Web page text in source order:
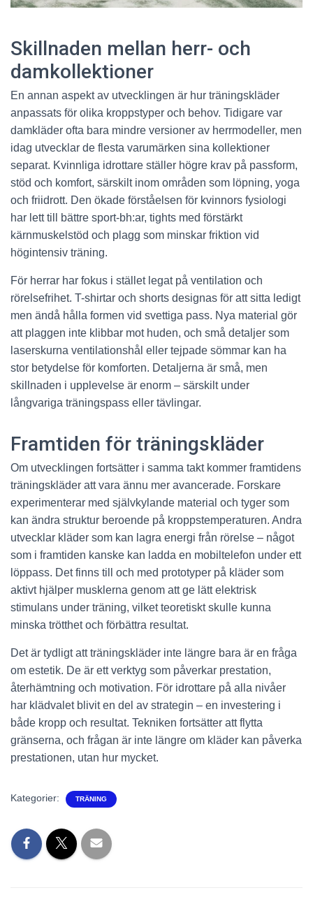
Skillnaden mellan herr- och
damkollektioner
En annan aspekt av utvecklingen är hur träningskläder
anpassats för olika kroppstyper och behov. Tidigare var
damkläder ofta bara mindre versioner av herrmodeller, men
idag utvecklar de flesta varumärken sina kollektioner
separat. Kvinnliga idrottare ställer högre krav på passform,
stöd och komfort, särskilt inom områden som löpning, yoga
och friidrott. Den ökade förståelsen för kvinnors fysiologi
har lett till bättre sport-bh:ar, tights med förstärkt
kärnmuskelstöd och plagg som minskar friktion vid
högintensiv träning.
För herrar har fokus i stället legat på ventilation och
rörelsefrihet. T-shirtar och shorts designas för att sitta ledigt
men ändå hålla formen vid svettiga pass. Nya material gör
att plaggen inte klibbar mot huden, och små detaljer som
laserskurna ventilationshål eller tejpade sömmar kan ha
stor betydelse för komforten. Detaljerna är små, men
skillnaden i upplevelse är enorm – särskilt under
långvariga träningspass eller tävlingar.
Framtiden för träningskläder
Om utvecklingen fortsätter i samma takt kommer framtidens
träningskläder att vara ännu mer avancerade. Forskare
experimenterar med självkylande material och tyger som
kan ändra struktur beroende på kroppstemperaturen. Andra
utvecklar kläder som kan lagra energi från rörelse – något
som i framtiden kanske kan ladda en mobiltelefon under ett
löppass. Det finns till och med prototyper på kläder som
aktivt hjälper musklerna genom att ge lätt elektrisk
stimulans under träning, vilket teoretiskt skulle kunna
minska trötthet och förbättra resultat.
Det är tydligt att träningskläder inte längre bara är en fråga
om estetik. De är ett verktyg som påverkar prestation,
återhämtning och motivation. För idrottare på alla nivåer
har klädvalet blivit en del av strategin – en investering i
både kropp och resultat. Tekniken fortsätter att flytta
gränserna, och frågan är inte längre om kläder kan påverka
prestationen, utan hur mycket.
Kategorier: TRÄNING